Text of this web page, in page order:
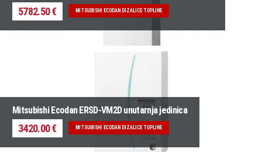
5782.50 € MITSUBISHI ECODAN DIZALICE TOPLINE
Mitsubishi Ecodan ERSD-VM2D unutarnja jedinica
3420.00 € MITSUBISHI ECODAN DIZALICE TOPLINE